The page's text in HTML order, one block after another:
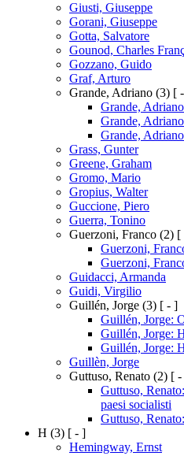
Giusti, Giuseppe
Gorani, Giuseppe
Gotta, Salvatore
Gounod, Charles
Gozzano, Guido
Graf, Arturo
Grande, Adriano (3) [
Grande,
Grande,
Grande,
Grass, Gunter
Greene, Graham
Gromo, Mario
Gropius, Walter
Guccione, Piero
Guerra, Tonino
Guerzoni, Franco (2) [
Guerzoni,
Guerzoni,
Guidacci, Armanda
Guidi, Virgilio
Guillén, Jorge (3) [ - ]
Guillén, Jorge:
Guillén, Jorge:
Guillén, Jorge:
Guillèn, Jorge
Guttuso, Renato (2) [
Guttuso,
paesi socialisti
Guttuso,
H (3) [ - ]
Hemingway, Ernst